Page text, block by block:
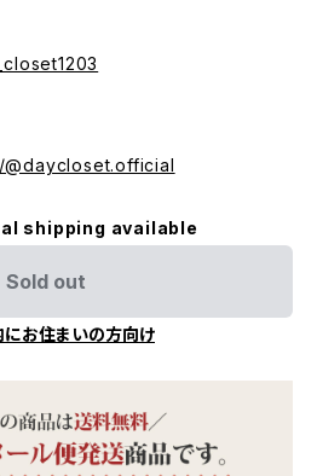
shipping available
Sold out
にお住まいの方向け